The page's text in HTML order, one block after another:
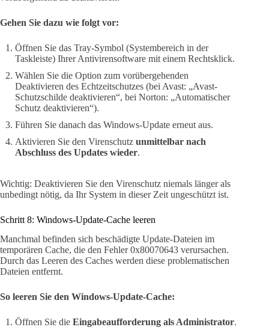
Gehen Sie dazu wie folgt vor:
Öffnen Sie das Tray-Symbol (Systembereich in der
Taskleiste) Ihrer Antivirensoftware mit einem Rechtsklick.
Wählen Sie die Option zum vorübergehenden
Deaktivieren des Echtzeitschutzes (bei Avast: „Avast-
Schutzschilde deaktivieren“, bei Norton: „Automatischer
Schutz deaktivieren“).
Führen Sie danach das Windows-Update erneut aus.
Aktivieren Sie den Virenschutz unmittelbar nach
Abschluss des Updates wieder.
Wichtig: Deaktivieren Sie den Virenschutz niemals länger als
unbedingt nötig, da Ihr System in dieser Zeit ungeschützt ist.
Schritt 8: Windows-Update-Cache leeren
Manchmal befinden sich beschädigte Update-Dateien im
temporären Cache, die den Fehler 0x80070643 verursachen.
Durch das Leeren des Caches werden diese problematischen
Dateien entfernt.
So leeren Sie den Windows-Update-Cache:
Öffnen Sie die Eingabeaufforderung als Administrator.